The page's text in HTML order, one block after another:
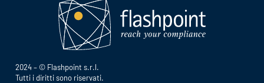
2024 – © Flashpoint s.r.l.
Tutti i diritti sono riservati.